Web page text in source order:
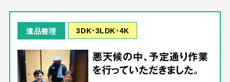
遺品整理 3DK･3LDK･4K
悪天候の中、予定通り作業
を行っていただきました。